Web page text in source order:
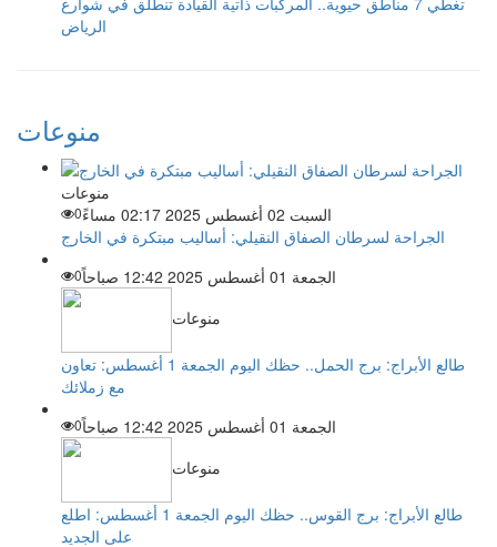
الرياض
منوعات
منوعات
السبت 02 أغسطس 2025 02:17 مساءً
0
الجراحة لسرطان الصفاق النقيلي: أساليب مبتكرة في الخارج
الجمعة 01 أغسطس 2025 12:42 صباحاً
0
منوعات
طالع الأبراج: برج الحمل.. حظك اليوم الجمعة 1 أغسطس: تعاون
مع زملائك
الجمعة 01 أغسطس 2025 12:42 صباحاً
0
منوعات
طالع الأبراج: برج القوس.. حظك اليوم الجمعة 1 أغسطس: اطلع
على الجديد